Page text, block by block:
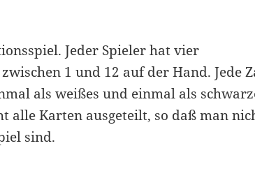
Jeder Spieler hat vier
1 und 12 auf der Hand. Jede
als weißes und einmal als
alle Karten ausgeteilt, so daß man
sind.